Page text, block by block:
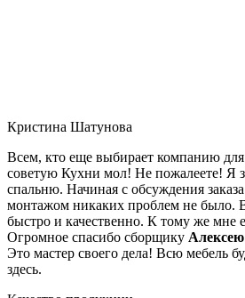
Кристина Шатунова
Всем, кто еще выбирает компанию для
советую Кухни мол! Не пожалеете! Я
спальню. Начиная с обсуждения
монтажом никаких проблем не было.
быстро и качественно. К тому же мне
Огромное спасибо сборщику Алексею
Это мастер своего дела! Всю мебель
здесь.